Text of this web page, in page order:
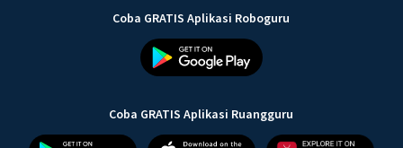
Coba GRATIS Aplikasi Roboguru
Coba GRATIS Aplikasi Ruangguru